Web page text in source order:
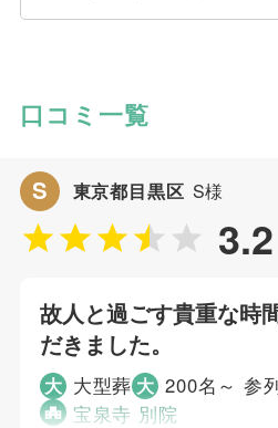
口コミ一覧
3.2
S 東京都目黒区 S様
故人と過ごす貴重な時
だきました。
大 大型葬 大 200名～ 参
宝泉寺 別院